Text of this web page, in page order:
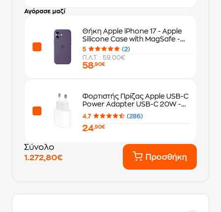
Αγόρασε μαζί
Θήκη Apple iPhone 17 - Apple
Silicone Case with MagSafe -
Purple Fog
5
(2)
Π.Λ.Τ. : 59.00€
58,90€
Φορτιστής Πρίζας Apple USB-C
Power Adapter USB-C 20W -
White
4.7 (286)
24,90€
Σύνολο
1.272,80€
Προσθήκη